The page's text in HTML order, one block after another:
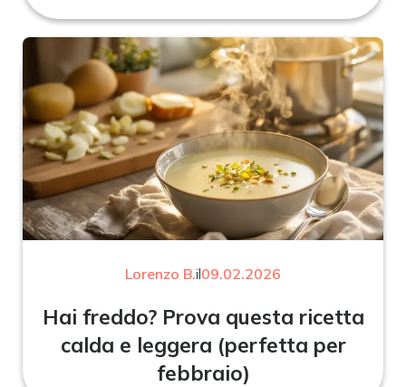
Lorenzo B.il09.02.2026
Hai freddo? Prova questa ricetta
calda e leggera (perfetta per
febbraio)